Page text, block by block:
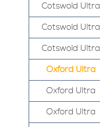
Cotswold Ultra
Cotswold Ultra
Cotswold Ultra
Oxford Ultra
Oxford Ultra
Oxford Ultra